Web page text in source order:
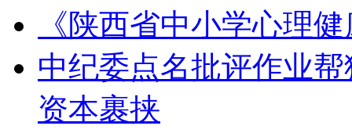
《陕西省中小学心理
中纪委点名批评作业
资本裹挟